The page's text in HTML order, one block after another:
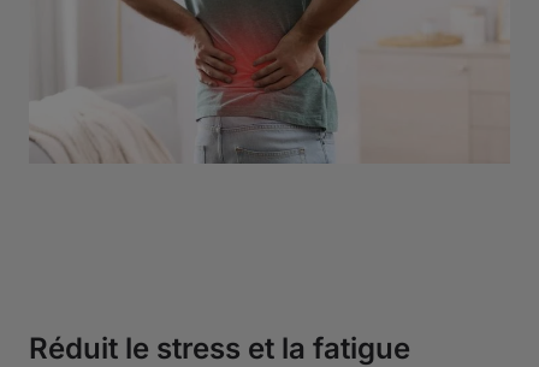
Réduit le stress et la fatigue